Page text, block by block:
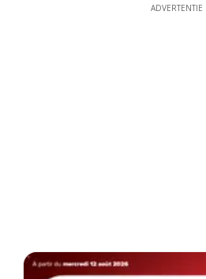
ADVERTENTIE